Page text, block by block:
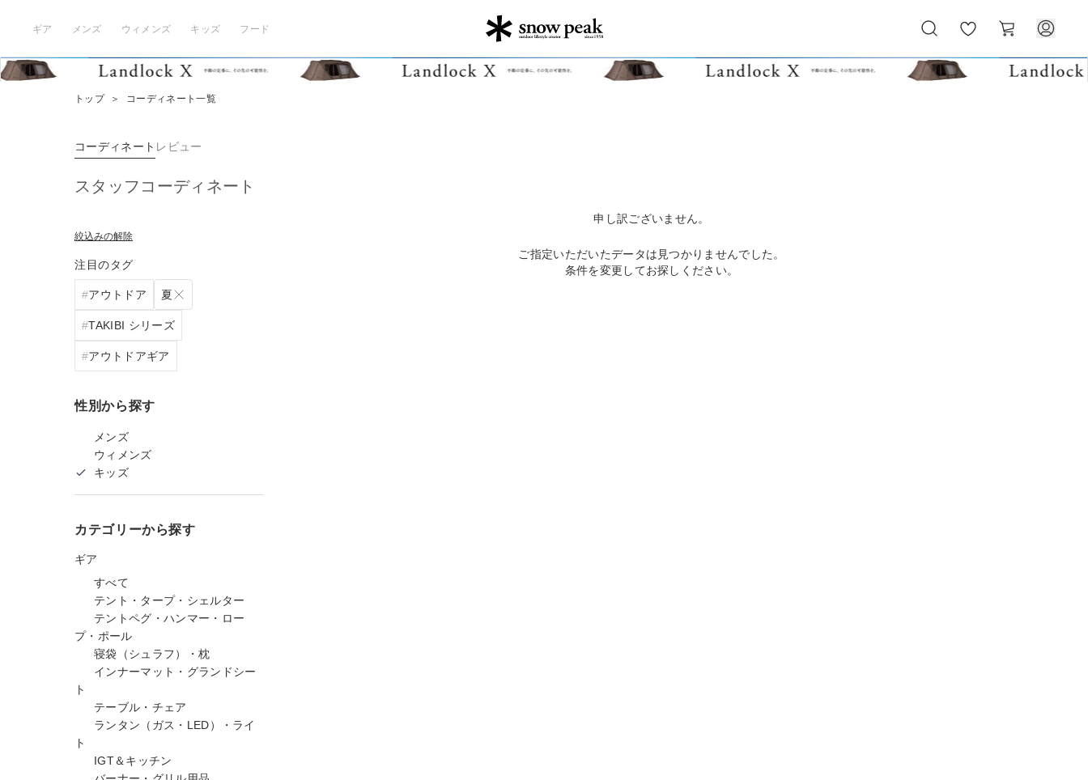
ギア メンズ ウィメンズ キッズ フード
気
に
ー
ト
トップ ＞ コーディネート一覧
コーディネート レビュー
スタッフコーディネート
絞込みの解除
注目のタグ
アウトドア 夏
TAKIBI シリーズ
アウトドアギア
性別から探す
メンズ
ウィメンズ
キッズ
カテゴリーから探す
ギア
すべて
テント・タープ・シェルター
テントペグ・ハンマー・ロー
プ・ポール
寝袋（シュラフ）・枕
インナーマット・グランドシー
ト
テーブル・チェア
ランタン（ガス・LED）・ライ
ト
IGT＆キッチン
申し訳ございません。
ご指定いただいたデータは見つかりませんでした。
条件を変更してお探しください。